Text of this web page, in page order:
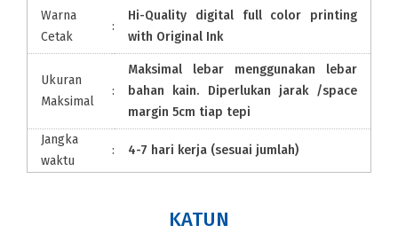
Warna
Cetak
:
Hi-Quality digital full color printing
with Original Ink
Ukuran
Maksimal
:
Maksimal lebar menggunakan lebar
bahan kain. Diperlukan jarak /space
margin 5cm tiap tepi
Jangka
waktu
: 4-7 hari kerja (sesuai jumlah)
KATUN